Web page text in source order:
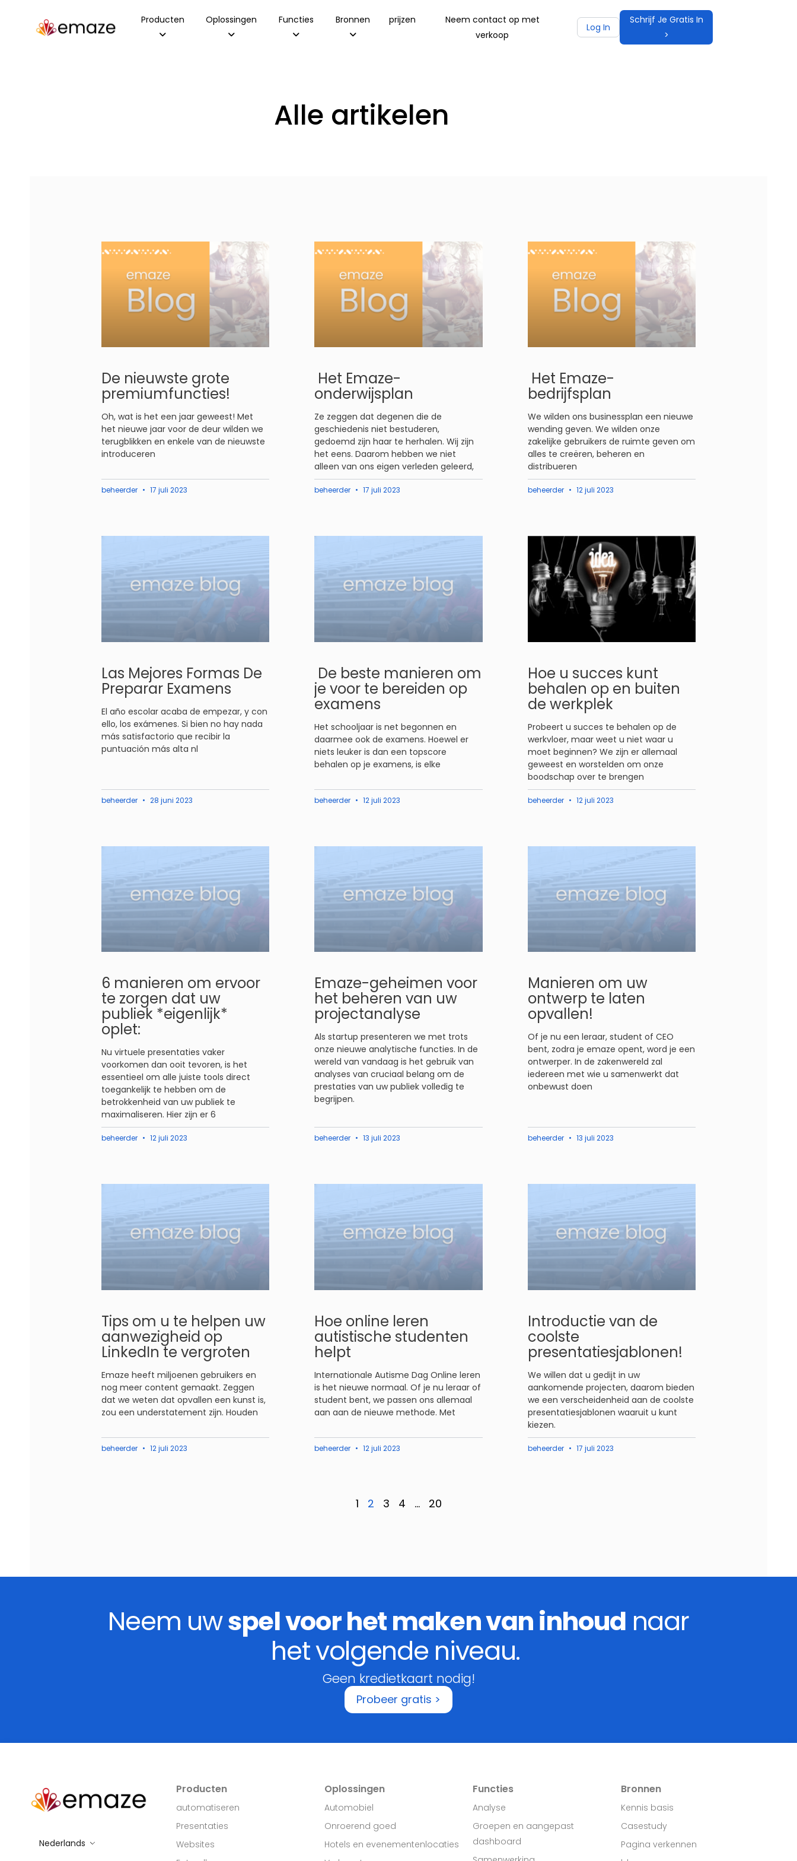
Producten Oplossingen Functies Bronnen prijzen
Neem contact op met
verkoop
Log In
Schrijf Je Gratis In
>
Alle artikelen
De nieuwste grote
premiumfuncties!
Oh, wat is het een jaar geweest! Met
het nieuwe jaar voor de deur wilden we
terugblikken en enkele van de nieuwste
introduceren
beheerder 17 juli 2023
Het Emaze-
onderwijsplan
Ze zeggen dat degenen die de
geschiedenis niet bestuderen,
gedoemd zijn haar te herhalen. Wij zijn
het eens. Daarom hebben we niet
alleen van ons eigen verleden geleerd,
beheerder 17 juli 2023
Het Emaze-
bedrijfsplan
We wilden ons businessplan een nieuwe
wending geven. We wilden onze
zakelijke gebruikers de ruimte geven om
alles te creëren, beheren en
distribueren
beheerder 12 juli 2023
Las Mejores Formas De
Preparar Examens
El año escolar acaba de empezar, y con
ello, los exámenes. Si bien no hay nada
más satisfactorio que recibir la
puntuación más alta nl
beheerder 28 juni 2023
De beste manieren om
je voor te bereiden op
examens
Het schooljaar is net begonnen en
daarmee ook de examens. Hoewel er
niets leuker is dan een topscore
behalen op je examens, is elke
beheerder 12 juli 2023
Hoe u succes kunt
behalen op en buiten
de werkplek
Probeert u succes te behalen op de
werkvloer, maar weet u niet waar u
moet beginnen? We zijn er allemaal
geweest en worstelden om onze
boodschap over te brengen
beheerder 12 juli 2023
6 manieren om ervoor
te zorgen dat uw
publiek *eigenlijk*
oplet:
Nu virtuele presentaties vaker
voorkomen dan ooit tevoren, is het
essentieel om alle juiste tools direct
toegankelijk te hebben om de
betrokkenheid van uw publiek te
maximaliseren. Hier zijn er 6
beheerder 12 juli 2023
Emaze-geheimen voor
het beheren van uw
projectanalyse
Als startup presenteren we met trots
onze nieuwe analytische functies. In de
wereld van vandaag is het gebruik van
analyses van cruciaal belang om de
prestaties van uw publiek volledig te
begrijpen.
beheerder 13 juli 2023
Manieren om uw
ontwerp te laten
opvallen!
Of je nu een leraar, student of CEO
bent, zodra je emaze opent, word je een
ontwerper. In de zakenwereld zal
iedereen met wie u samenwerkt dat
onbewust doen
beheerder 13 juli 2023
Tips om u te helpen uw
aanwezigheid op
LinkedIn te vergroten
Emaze heeft miljoenen gebruikers en
nog meer content gemaakt. Zeggen
dat we weten dat opvallen een kunst is,
zou een understatement zijn. Houden
beheerder 12 juli 2023
Hoe online leren
autistische studenten
helpt
Internationale Autisme Dag Online leren
is het nieuwe normaal. Of je nu leraar of
student bent, we passen ons allemaal
aan aan de nieuwe methode. Met
beheerder 12 juli 2023
Introductie van de
coolste
presentatiesjablonen!
We willen dat u gedijt in uw
aankomende projecten, daarom bieden
we een verscheidenheid aan de coolste
presentatiesjablonen waaruit u kunt
kiezen.
beheerder 17 juli 2023
1 2 3 4 … 20
Neem uwspel voor het maken van inhoud naar
het volgende niveau.
Geen kredietkaart nodig!
Probeer gratis >
Nederlands
Producten
automatiseren
Presentaties
Websites
Oplossingen
Automobiel
Onroerend goed
Hotels en evenementenlocaties
Functies
Analyse
Groepen en aangepast
dashboard
Bronnen
Kennis basis
Casestudy
Pagina verkennen